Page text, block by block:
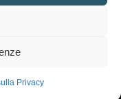
PrivacyCookie Policy (UE)